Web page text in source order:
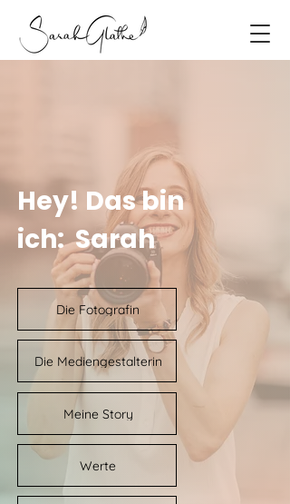
Hey! Das bin
ich: Sarah
Die Fotografin
Die Mediengestalterin
Meine Story
Werte